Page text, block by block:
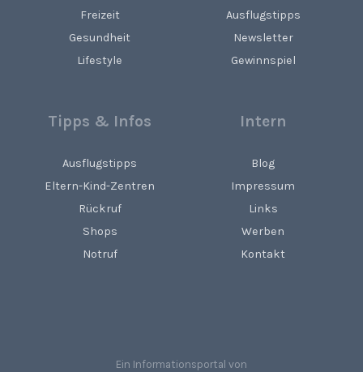
Freizeit
Gesundheit
Lifestyle
Ausflugstipps
Newsletter
Gewinnspiel
Tipps & Infos
Ausflugstipps
Eltern-Kind-Zentren
Rückruf
Shops
Notruf
Intern
Blog
Impressum
Links
Werben
Kontakt
Ein Informationsportal von